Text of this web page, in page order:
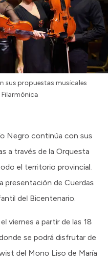
sus propuestas musicales
Negro continúa con sus
a través de la Orquesta
el territorio provincial.
presentación de Cuerdas
del Bicentenario.
viernes a partir de las 18
se podrá disfrutar de
del Mono Liso de María